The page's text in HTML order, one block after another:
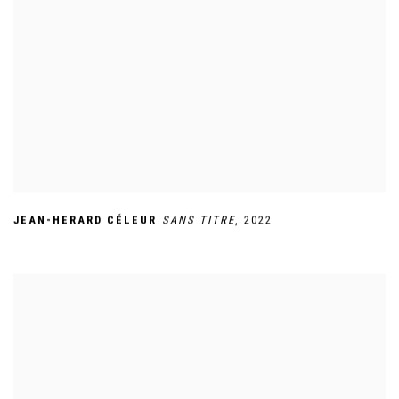
JEAN-HERARD CÉLEUR , SANS TITRE, 2022